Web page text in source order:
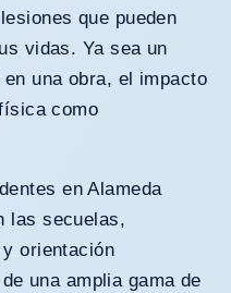
que pueden
vidas. Ya sea un
una obra, el impacto
como
en Alameda
las secuelas,
orientación
una amplia gama de